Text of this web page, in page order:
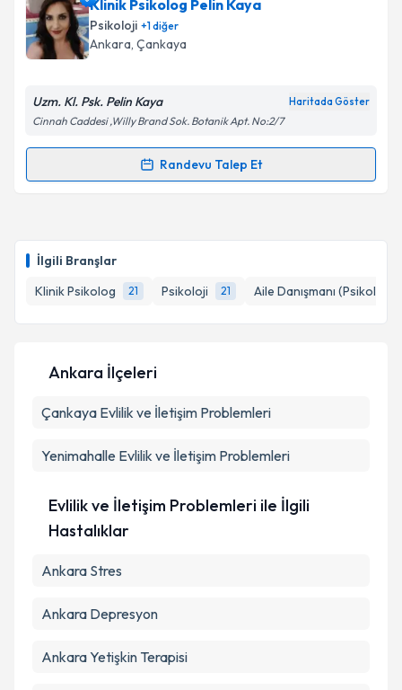
İlgili Branşlar
Klinik Psikolog
21 Psikoloji 21 Aile Danışmanı (Psikolog)
takvimi talebi oluşturun. Size bu uzmandan randevu
almanız için bir takvim hazırlandığında e-posta ile
bilgilendireceğiz.
Kişisel verilerimin işlenmesine ilişkinAydınlatma
Klinik Psikolog Pelin Kaya
Psikoloji +1diğer
Ankara, Çankaya
Uzm. Kl. Psk. Pelin Kaya Haritada Göster
Cinnah Caddesi ,Willy Brand Sok. Botanik Apt. No:2/7
Randevu Talep Et
Randevu Takvimi Talebi
için bir takvim hazırlandığında e-posta ile
bilgilendireceğiz.
E-posta Adresiniz
Kişisel verilerimin işlenmesine ilişkin
kapsamda işlenmesini kabul ediyorum.
Takvim Talebini Gönder
Ankara İlçeleri
Çankaya Evlilik ve İletişim Problemleri
Yenimahalle Evlilik ve İletişim Problemleri
Evlilik ve İletişim Problemleri ile İlgili
Hastalıklar
Ankara Stres
Ankara Depresyon
Ankara Yetişkin Terapisi